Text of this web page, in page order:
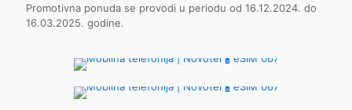
Promotivna ponuda se provodi u periodu od 16.12.2024. do
16.03.2025. godine.